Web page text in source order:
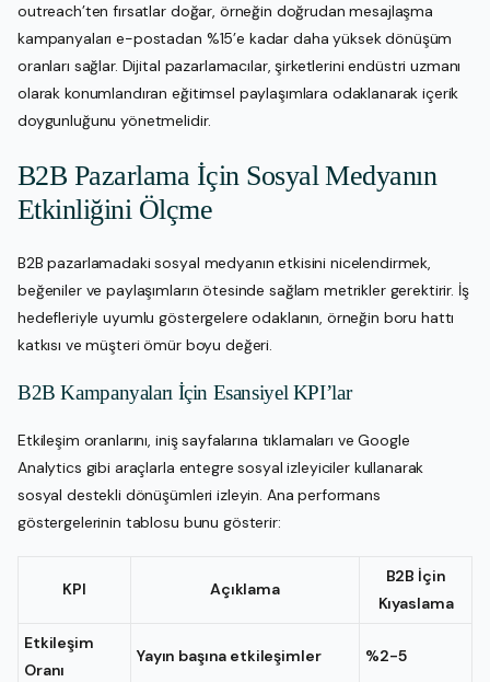
outreach’ten fırsatlar doğar, örneğin doğrudan mesajlaşma
kampanyaları e-postadan %15’e kadar daha yüksek dönüşüm
oranları sağlar. Dijital pazarlamacılar, şirketlerini endüstri uzmanı
olarak konumlandıran eğitimsel paylaşımlara odaklanarak içerik
doygunluğunu yönetmelidir.
B2B Pazarlama İçin Sosyal Medyanın
Etkinliğini Ölçme
B2B pazarlamadaki sosyal medyanın etkisini nicelendirmek,
beğeniler ve paylaşımların ötesinde sağlam metrikler gerektirir. İş
hedefleriyle uyumlu göstergelere odaklanın, örneğin boru hattı
katkısı ve müşteri ömür boyu değeri.
B2B Kampanyaları İçin Esansiyel KPI’lar
Etkileşim oranlarını, iniş sayfalarına tıklamaları ve Google
Analytics gibi araçlarla entegre sosyal izleyiciler kullanarak
sosyal destekli dönüşümleri izleyin. Ana performans
göstergelerinin tablosu bunu gösterir:
KPI Açıklama
B2B İçin
Kıyaslama
Etkileşim
Oranı
Yayın başına etkileşimler %2-5